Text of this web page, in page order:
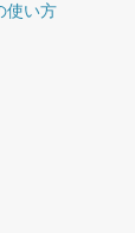
使い方